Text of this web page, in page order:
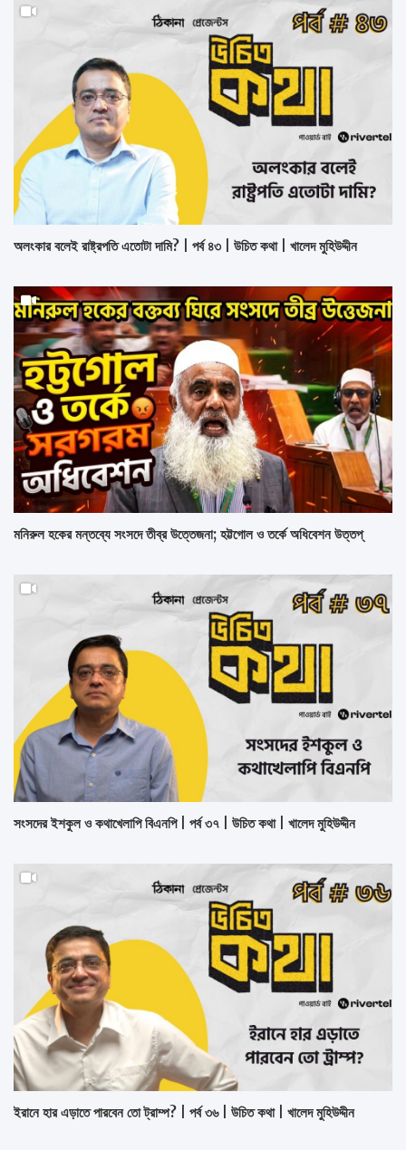
অলংকার বলেই রাষ্ট্রপতি এতোটা দামি? | পর্ব ৪৩ | উচিত কথা | খালেদ মুহিউদ্দীন
মনিরুল হকের মন্তব্যে সংসদে তীব্র উত্তেজনা; হট্টগোল ও তর্কে অধিবেশন উত্তপ্
সংসদের ইশকুল ও কথাখেলাপি বিএনপি | পর্ব ৩৭ | উচিত কথা | খালেদ মুহিউদ্দীন
ইরানে হার এড়াতে পারবেন তো ট্রাম্প? | পর্ব ৩৬ | উচিত কথা | খালেদ মুহিউদ্দীন